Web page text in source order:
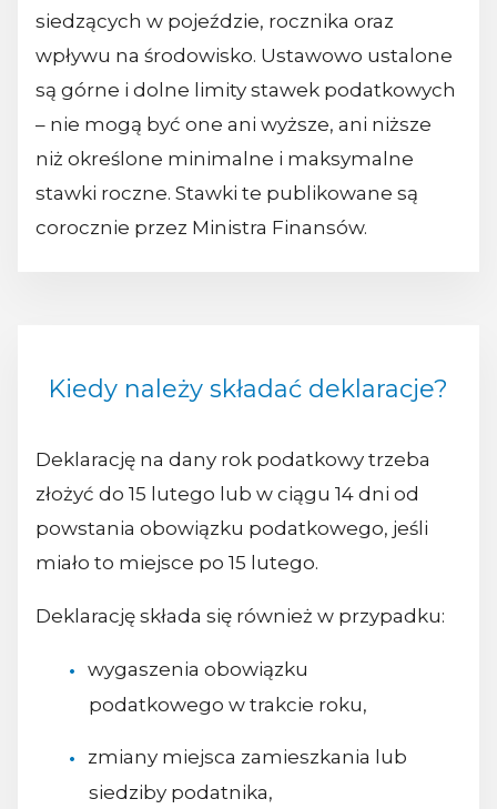
siedzących w pojeździe, rocznika oraz
wpływu na środowisko. Ustawowo ustalone
są górne i dolne limity stawek podatkowych
– nie mogą być one ani wyższe, ani niższe
niż określone minimalne i maksymalne
stawki roczne. Stawki te publikowane są
corocznie przez Ministra Finansów.
Kiedy należy składać deklaracje?
Deklarację na dany rok podatkowy trzeba
złożyć do 15 lutego lub w ciągu 14 dni od
powstania obowiązku podatkowego, jeśli
miało to miejsce po 15 lutego.
Deklarację składa się również w przypadku:
wygaszenia obowiązku
podatkowego w trakcie roku,
zmiany miejsca zamieszkania lub
siedziby podatnika,